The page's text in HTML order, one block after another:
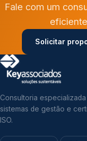
Fale com um
Solicitar
Consultoria especializada
sistemas de gestão e
ISO.